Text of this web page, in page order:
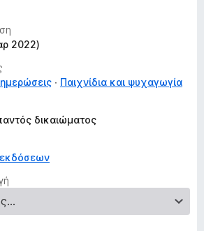
2022)
Παιχνίδια και ψυχαγωγία
δικαιώματος